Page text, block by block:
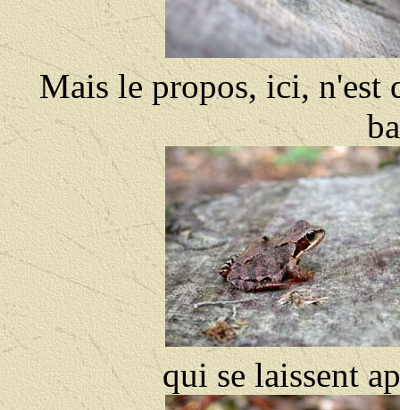
Mais le propos, ici, n'est
qui se laissent